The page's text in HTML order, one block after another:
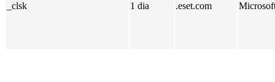
_clsk 1 dia .eset.com